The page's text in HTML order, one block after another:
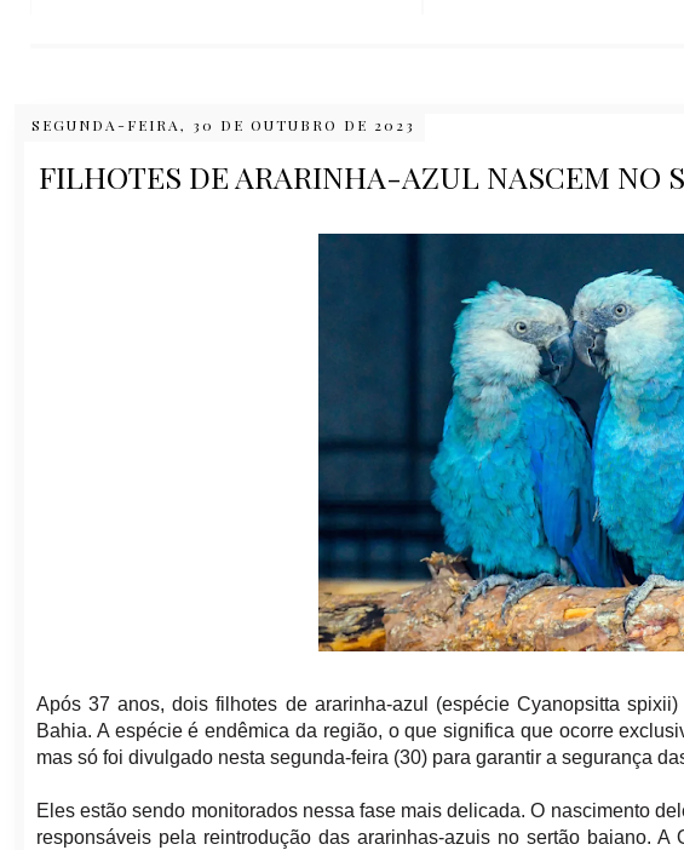
SEGUNDA-FEIRA, 30 DE OUTUBRO DE 2023
FILHOTES DE ARARINHA-AZUL NASCEM NO
Após 37 anos, dois filhotes de ararinha-azul (espécie Cyanopsitta
Bahia. A espécie é endêmica da região, o que significa que ocorre
mas só foi divulgado nesta segunda-feira (30) para garantir a segurança
Eles estão sendo monitorados nessa fase mais delicada. O nascimento
responsáveis pela reintrodução das ararinhas-azuis no sertão baiano.